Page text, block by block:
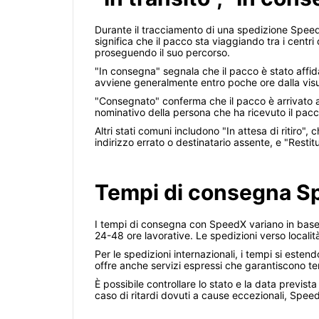
Durante il tracciamento di una spedizione
significa che il pacco sta viaggiando tra i centri
proseguendo il suo percorso.
"In consegna" segnala che il pacco è stato
avviene generalmente entro poche ore dalla
"Consegnato" conferma che il pacco è arrivato
nominativo della persona che ha ricevuto il
Altri stati comuni includono "In attesa di ritiro",
indirizzo errato o destinatario assente, e
Tempi di consegna
I tempi di consegna con SpeedX variano in
24-48 ore lavorative. Le spedizioni verso
Per le spedizioni internazionali, i tempi si
offre anche servizi espressi che garantiscono
È possibile controllare lo stato e la data
caso di ritardi dovuti a cause eccezionali,